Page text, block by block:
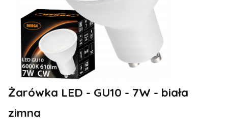
Żarówka LED - GU10 - 7W - biała
zimna